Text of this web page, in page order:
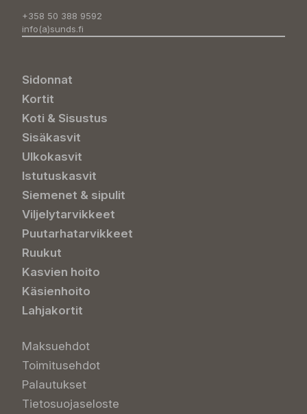
+358 50 388 9592
info(a)sunds.fi
Sidonnat
Kortit
Koti & Sisustus
Sisäkasvit
Ulkokasvit
Istutuskasvit
Siemenet & sipulit
Viljelytarvikkeet
Puutarhatarvikkeet
Ruukut
Kasvien hoito
Käsienhoito
Lahjakortit
Maksuehdot
Toimitusehdot
Palautukset
Tietosuojaseloste